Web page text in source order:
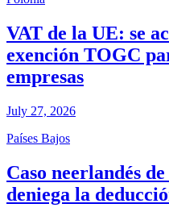
VAT de la UE: se
exención TOGC
empresas
July 27, 2026
Países Bajos
Caso neerlandés
deniega la